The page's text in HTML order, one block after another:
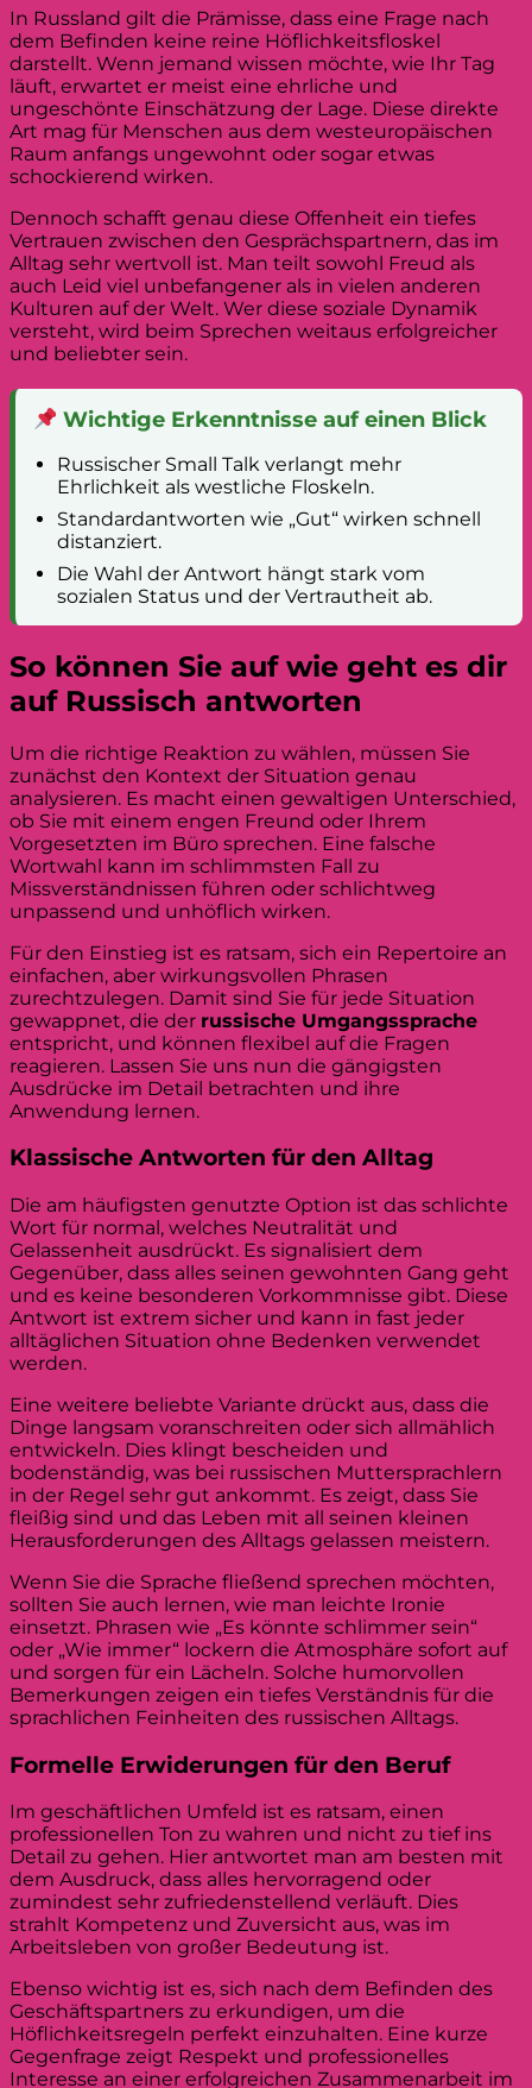
In Russland gilt die Prämisse, dass eine Frage nach
dem Befinden keine reine Höflichkeitsfloskel
darstellt. Wenn jemand wissen möchte, wie Ihr Tag
läuft, erwartet er meist eine ehrliche und
ungeschönte Einschätzung der Lage. Diese direkte
Art mag für Menschen aus dem westeuropäischen
Raum anfangs ungewohnt oder sogar etwas
schockierend wirken.
Dennoch schafft genau diese Offenheit ein tiefes
Vertrauen zwischen den Gesprächspartnern, das im
Alltag sehr wertvoll ist. Man teilt sowohl Freud als
auch Leid viel unbefangener als in vielen anderen
Kulturen auf der Welt. Wer diese soziale Dynamik
versteht, wird beim Sprechen weitaus erfolgreicher
und beliebter sein.
Wichtige Erkenntnisse auf einen Blick
Russischer Small Talk verlangt mehr
Ehrlichkeit als westliche Floskeln.
Standardantworten wie „Gut“ wirken schnell
distanziert.
Die Wahl der Antwort hängt stark vom
sozialen Status und der Vertrautheit ab.
So können Sie auf wie geht es dir
auf Russisch antworten
Um die richtige Reaktion zu wählen, müssen Sie
zunächst den Kontext der Situation genau
analysieren. Es macht einen gewaltigen Unterschied,
ob Sie mit einem engen Freund oder Ihrem
Vorgesetzten im Büro sprechen. Eine falsche
Wortwahl kann im schlimmsten Fall zu
Missverständnissen führen oder schlichtweg
unpassend und unhöflich wirken.
Für den Einstieg ist es ratsam, sich ein Repertoire an
einfachen, aber wirkungsvollen Phrasen
zurechtzulegen. Damit sind Sie für jede Situation
gewappnet, die der russische Umgangssprache
entspricht, und können flexibel auf die Fragen
reagieren. Lassen Sie uns nun die gängigsten
Ausdrücke im Detail betrachten und ihre
Anwendung lernen.
Klassische Antworten für den Alltag
Die am häufigsten genutzte Option ist das schlichte
Wort für normal, welches Neutralität und
Gelassenheit ausdrückt. Es signalisiert dem
Gegenüber, dass alles seinen gewohnten Gang geht
und es keine besonderen Vorkommnisse gibt. Diese
Antwort ist extrem sicher und kann in fast jeder
alltäglichen Situation ohne Bedenken verwendet
werden.
Eine weitere beliebte Variante drückt aus, dass die
Dinge langsam voranschreiten oder sich allmählich
entwickeln. Dies klingt bescheiden und
bodenständig, was bei russischen Muttersprachlern
in der Regel sehr gut ankommt. Es zeigt, dass Sie
fleißig sind und das Leben mit all seinen kleinen
Herausforderungen des Alltags gelassen meistern.
Wenn Sie die Sprache fließend sprechen möchten,
sollten Sie auch lernen, wie man leichte Ironie
einsetzt. Phrasen wie „Es könnte schlimmer sein“
oder „Wie immer“ lockern die Atmosphäre sofort auf
und sorgen für ein Lächeln. Solche humorvollen
Bemerkungen zeigen ein tiefes Verständnis für die
sprachlichen Feinheiten des russischen Alltags.
Formelle Erwiderungen für den Beruf
Im geschäftlichen Umfeld ist es ratsam, einen
professionellen Ton zu wahren und nicht zu tief ins
Detail zu gehen. Hier antwortet man am besten mit
dem Ausdruck, dass alles hervorragend oder
zumindest sehr zufriedenstellend verläuft. Dies
strahlt Kompetenz und Zuversicht aus, was im
Arbeitsleben von großer Bedeutung ist.
Ebenso wichtig ist es, sich nach dem Befinden des
Geschäftspartners zu erkundigen, um die
Höflichkeitsregeln perfekt einzuhalten. Eine kurze
Gegenfrage zeigt Respekt und professionelles
Interesse an einer erfolgreichen Zusammenarbeit im